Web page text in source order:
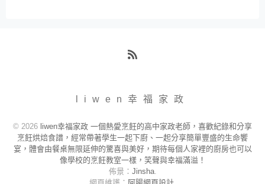
liwen幸福家政
© 2026 liwen幸福家政 一個熱愛烹飪的高中家政老師，喜歡紀錄和分享
烹飪烘焙食譜，經常帶著學生一起下廚、一起分享簡單豐盛的生命饗
宴，體會由餐桌無限延伸的驚喜與美好，期待每個人家裡的廚房也可以
像學校的烹飪教室一樣，笑聲與幸福滿溢！
佈景： Jinsha.